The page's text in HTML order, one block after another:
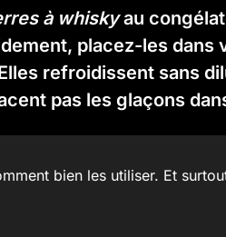
à whiskyau
placez-les dans
refroidissent sans
pas les glaçons
bien les utiliser. Et